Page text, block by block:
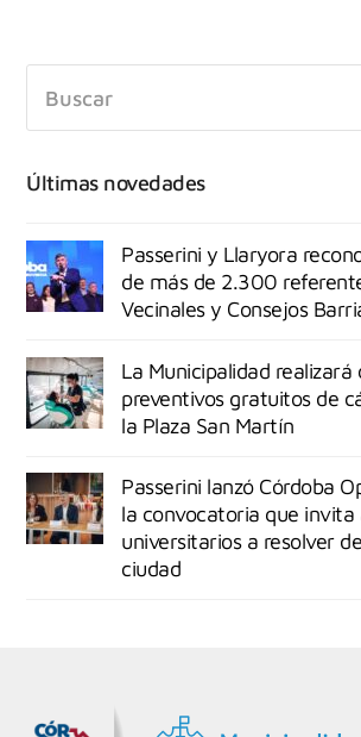
Últimas novedades
Passerini y Llaryora
de más de 2.300
Vecinales y Consejos
La Municipalidad realizará
preventivos gratuitos de
la Plaza San Martín
Passerini lanzó Córdoba
la convocatoria que invita
universitarios a resolver
ciudad